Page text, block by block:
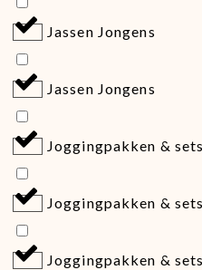
Jassen Jongens
Jassen Jongens
Joggingpakken & sets
Joggingpakken & sets
Joggingpakken &